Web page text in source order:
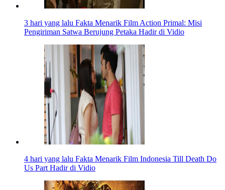
3 hari yang lalu Fakta Menarik Film Action Primal: Misi
Pengiriman Satwa Berujung Petaka Hadir di Vidio
4 hari yang lalu Fakta Menarik Film Indonesia Till Death Do
Us Part Hadir di Vidio